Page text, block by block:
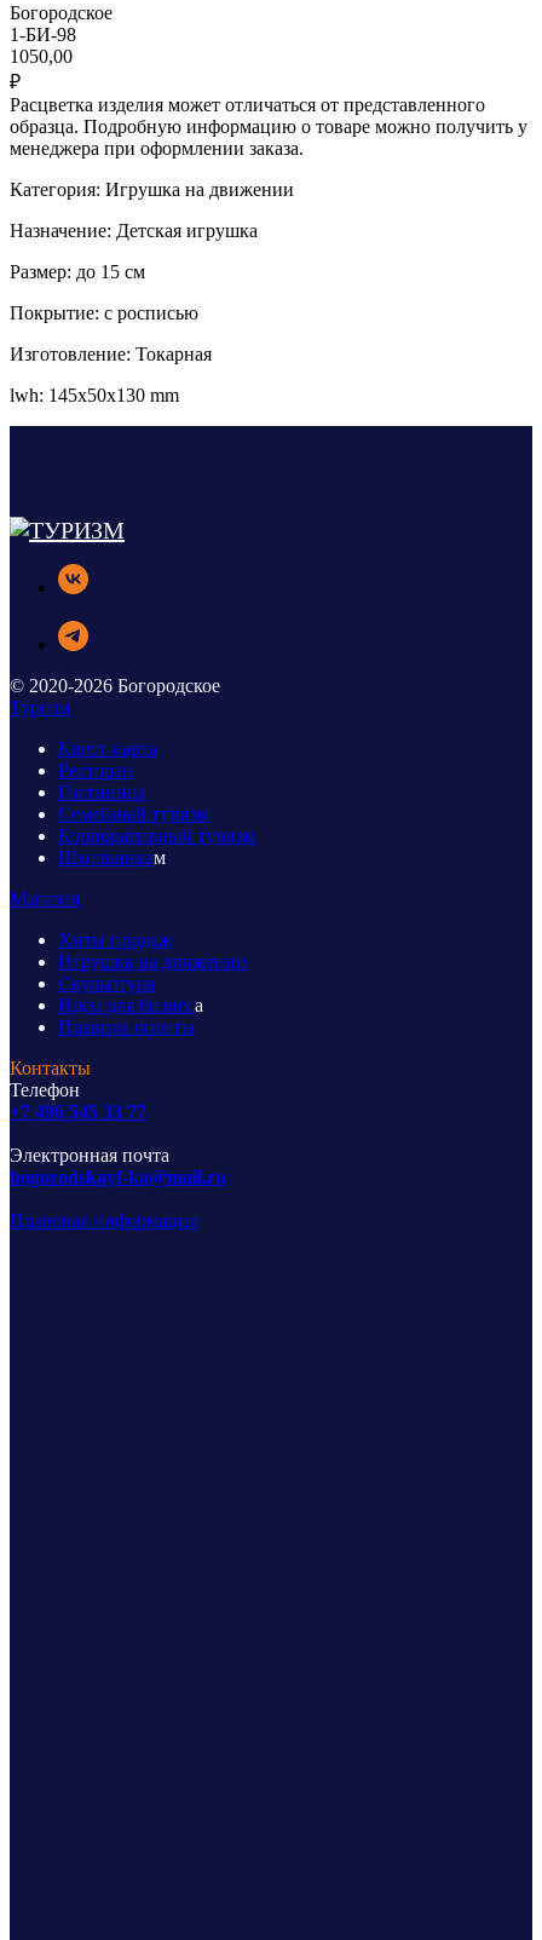
Богородское
1-БИ-98
1050,00
₽
Расцветка изделия может отличаться от представленного
образца. Подробную информацию о товаре можно получить у
менеджера при оформлении заказа.
Категория: Игрушка на движении
Назначение: Детская игрушка
Размер: до 15 см
Покрытие: с росписью
Изготовление: Токарная
lwh: 145x50x130 mm
© 2020-2026 Богородское
Туризм
Квест-карта
Ресторан
Гостиница
Семейный туризм
Корпоративный туризм
Школьникам
Магазин
Хиты продаж
Игрушка на движении
Скульптура
Идеи для бизнеса
Правила оплаты
Контакты
Телефон
+7 496 545 33 77
Электронная почта
bogorodskayf-ka@mail.ru
Правовая информация